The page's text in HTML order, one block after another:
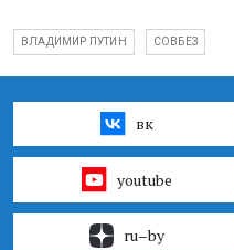
ВЛАДИМИР ПУТИН СОВБЕЗ
вк
youtube
ru–by